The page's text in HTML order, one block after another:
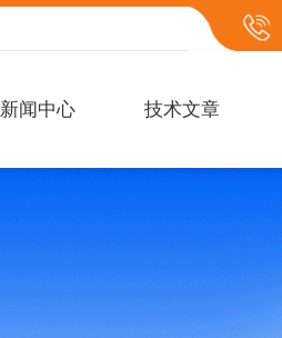
新闻中心 技术文章